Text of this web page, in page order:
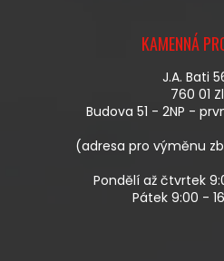
Í
P
R
V
K
V
P
I
KAMENNÁ
J.A. Bati
760 01
Budova 51 - 2NP -
(adresa pro výměnu
Pondělí až čtvrtek
Pátek 9:00 -